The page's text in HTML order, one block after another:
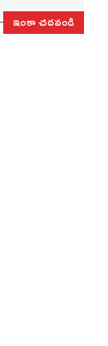
ఇంకా చదవండి